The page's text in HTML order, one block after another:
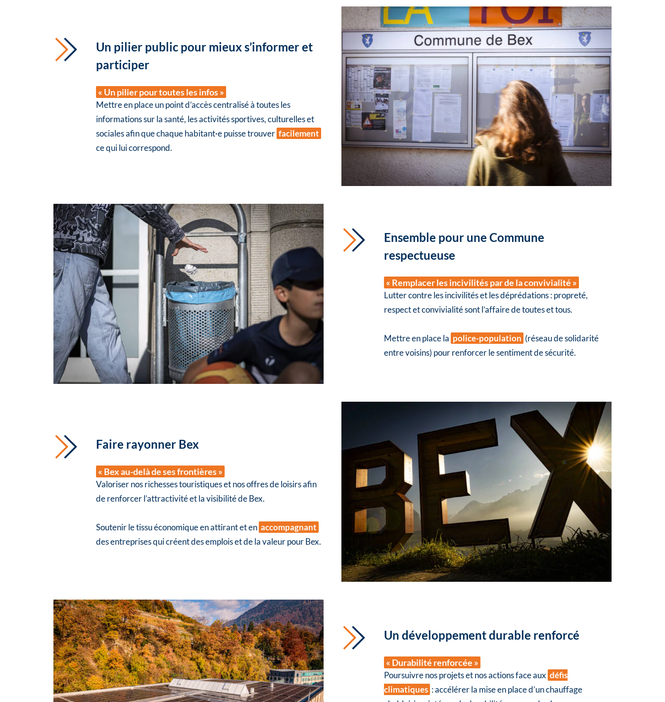
Un pilier public pour mieux s’informer et
participer
« Un pilier pour toutes les infos »
Mettre en place un point d’accès centralisé à toutes les
informations sur la santé, les activités sportives, culturelles et
sociales afin que chaque habitant·e puisse trouver facilement
ce qui lui correspond.
Ensemble pour une Commune
respectueuse
« Remplacer les incivilités par de la convivialité »
Lutter contre les incivilités et les déprédations : propreté,
respect et convivialité sont l’affaire de toutes et tous.
Mettre en place la police-population (réseau de solidarité
entre voisins) pour renforcer le sentiment de sécurité.
Faire rayonner Bex
« Bex au-delà de ses frontières »
Valoriser nos richesses touristiques et nos offres de loisirs afin
de renforcer l’attractivité et la visibilité de Bex.
Soutenir le tissu économique en attirant et en accompagnant
des entreprises qui créent des emplois et de la valeur pour Bex.
Un développement durable renforcé
« Durabilité renforcée »
Poursuivre nos projets et nos actions face aux défis
climatiques : accélérer la mise en place d’un chauffage